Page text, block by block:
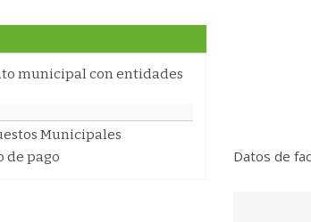
municipal con entidades
Municipales
de pago
Datos de